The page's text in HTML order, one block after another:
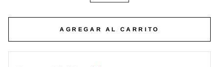
AGREGAR AL CARRITO